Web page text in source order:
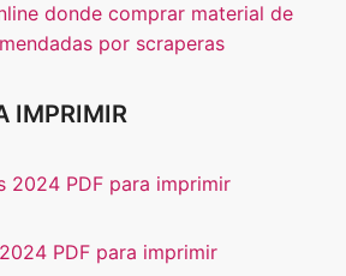
donde comprar material de
por scraperas
IMPRIMIR
2024 PDF para imprimir
PDF para imprimir